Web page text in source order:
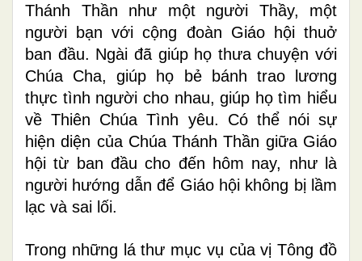
Thánh Thần như một người Thầy, một
người bạn với cộng đoàn Giáo hội thuở
ban đầu. Ngài đã giúp họ thưa chuyện với
Chúa Cha, giúp họ bẻ bánh trao lương
thực tình người cho nhau, giúp họ tìm hiểu
về Thiên Chúa Tình yêu. Có thể nói sự
hiện diện của Chúa Thánh Thần giữa Giáo
hội từ ban đầu cho đến hôm nay, như là
người hướng dẫn để Giáo hội không bị lầm
lạc và sai lối.
Trong những lá thư mục vụ của vị Tông đồ